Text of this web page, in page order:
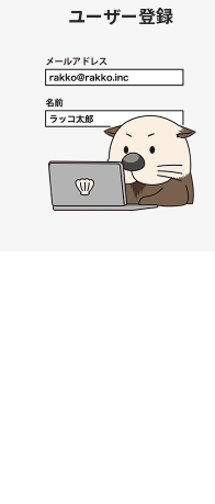
ユーザー登録